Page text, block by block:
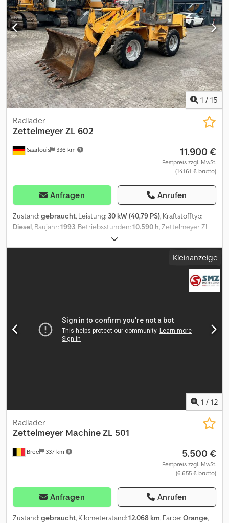
1 / 15
Saarlouis 336 km
Radlader
ZettelmeyerZL 602
11.900 €
Festpreis zzgl. MwSt.
(14.161 € brutto)
Anfragen Anrufen
Zustand:gebraucht, Leistung: 30 kW (40,79 PS), Kraftstofftyp:
Diesel, Baujahr:1993, Betriebsstunden:10.590 h, Zettelmeyer ZL
602 Baujahr : 1993 Betriebsstunden : 10.590 h Schnellwechsler
Deutz Motor 4 Zylinder 41 KW Gewicht : 5.500 Kg Interne Nummer
QUICK_CHANGE_ATTACHMENT = Weitere Informationen =
Kleinanzeige
1 / 12
Bree 337 km
Radlader
Zettelmeyer Machine ZL 501
5.500 €
Festpreis zzgl. MwSt.
(6.655 € brutto)
Anfragen Anrufen
Zustand:gebraucht, Kilometerstand:12.068 km, Farbe:Orange,